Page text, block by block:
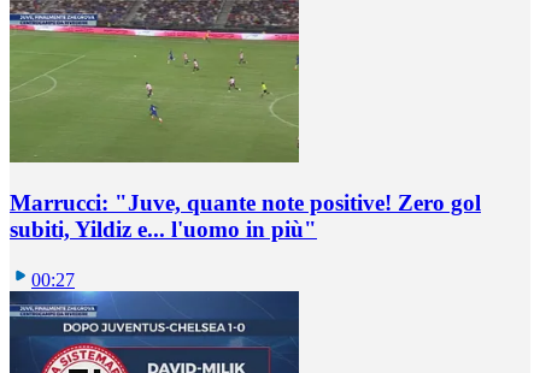
Marrucci: "Juve, quante note positive! Zero gol
subiti, Yildiz e... l'uomo in più"
00:27